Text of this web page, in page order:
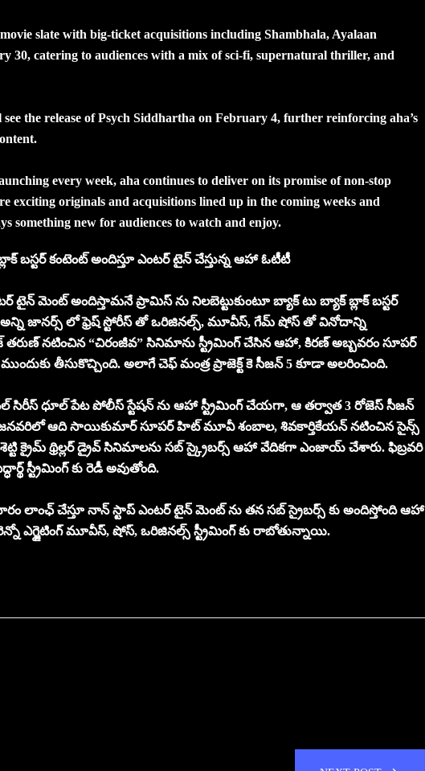
slate with big-ticket acquisitions including Shambhala, Ayalaan
30, catering to audiences with a mix of sci-fi, supernatural thriller, and
the release of Psych Siddhartha on February 4, further reinforcing aha’s
every week, aha continues to deliver on its promise of non-stop
exciting originals and acquisitions lined up in the coming weeks and
something new for audiences to watch and enjoy.
బస్టర్ కంటెంట్ అందిస్తూ ఎంటర్ టైన్ చేస్తున్న ఆహా ఓటీటీ
టైన్ మెంట్ అందిస్తామనే ప్రామిస్ ను నిలబెట్టుకుంటూ బ్యాక్ టు బ్యాక్ బ్లాక్ బస్టర్
జానర్స్ లో ఫ్రెష్ స్టోరీస్ తో ఒరిజినల్స్, మూవీస్, గేమ్ షోస్ తో వినోదాన్ని
నటించిన “చిరంజీవ” సినిమాను స్ట్రీమింగ్ చేసిన ఆహా, కిరణ్ అబ్బవరం సూపర్
ముందుకు తీసుకొచ్చింది. అలాగే చెఫ్ మంత్ర ప్రాజెక్ట్ కె సీజన్ 5 కూడా అలరించింది.
సిరీస్ ధూల్ పేట పోలీస్ స్టేషన్ ను ఆహా స్ట్రీమింగ్ చేయగా, ఆ తర్వాత 3 రోజెస్ సీజన్
జనవరిలో ఆది సాయికుమార్ సూపర్ హిట్ మూవీ శంబాల, శివకార్తికేయన్ నటించిన సైన్స్
క్రైమ్ థ్రిల్లర్ డ్రైవ్ సినిమాలను సబ్ స్క్రైబర్స్ ఆహా వేదికగా ఎంజాయ్ చేశారు. ఫిబ్రవరి
స్ట్రీమింగ్ కు రెడీ అవుతోంది.
లాంఛ్ చేస్తూ నాన్ స్టాప్ ఎంటర్ టైన్ మెంట్ ను తన సబ్ స్రైబర్స్ కు అందిస్తోంది ఆహా
ఎగ్జైటింగ్ మూవీస్, షోస్, ఒరిజినల్స్ స్ట్రీమింగ్ కు రాబోతున్నాయి.